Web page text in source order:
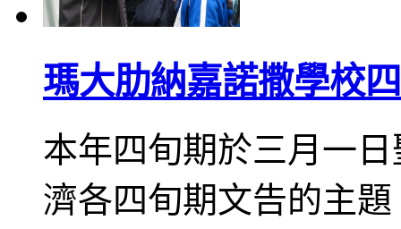
瑪大肋納嘉諾撒學校
本年四旬期於三月一
濟各四旬期文告的主